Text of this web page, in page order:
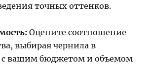
точных оттенков.
Оцените соотношение
выбирая чернила в
с вашим бюджетом и объемом